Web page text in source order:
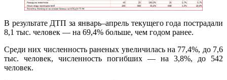
В результате ДТП за январь–апрель текущего года пострадали
8,1 тыс. человек — на 69,4% больше, чем годом ранее.
Среди них численность раненых увеличилась на 77,4%, до 7,6
тыс. человек, численность погибших — на 3,8%, до 542
человек.